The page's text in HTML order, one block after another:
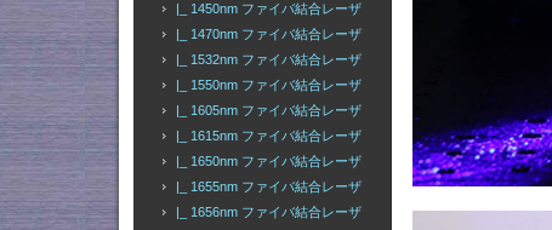
|_ 1450nm ファイバ結合レーザ
|_ 1470nm ファイバ結合レーザ
|_ 1532nm ファイバ結合レーザ
|_ 1550nm ファイバ結合レーザ
|_ 1605nm ファイバ結合レーザ
|_ 1615nm ファイバ結合レーザ
|_ 1650nm ファイバ結合レーザ
|_ 1655nm ファイバ結合レーザ
|_ 1656nm ファイバ結合レーザ